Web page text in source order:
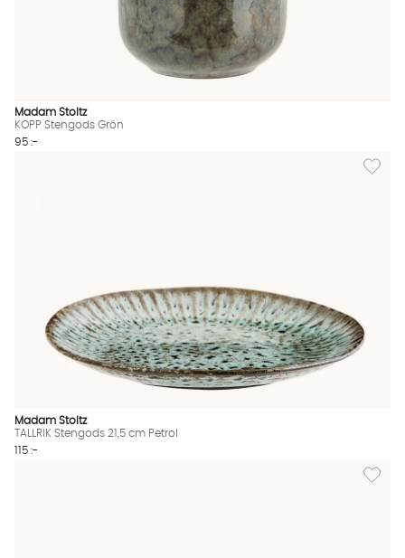
Madam Stoltz
KOPP Stengods Grön
95 :-
Lägg
Madam Stoltz
TALLRIK Stengods 21,5 cm Petrol
115 :-
Lägg